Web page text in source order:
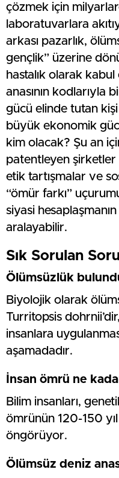
çözmek için
laboratuvarlara
arkası pazarlık,
gençlik” üzerine
hastalık olarak
anasının kodlarıyla
gücü elinde tutan
büyük ekonomik
kim olacak? Şu an
patentleyen
etik tartışmalar ve
“ömür farkı”
siyasi
aralayabilir.
Sık Sorulan
Ölümsüzlük
Biyolojik olarak
Turritopsis
insanlara
aşamadadır.
İnsan ömrü ne
Bilim insanları,
ömrünün 120-150
öngörüyor.
Ölümsüz deniz